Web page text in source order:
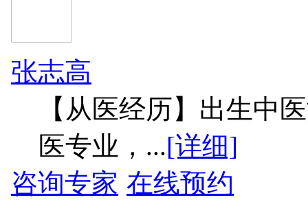
张志高
【从医经历】出生中
医专业，...[详细]
咨询专家 在线预约